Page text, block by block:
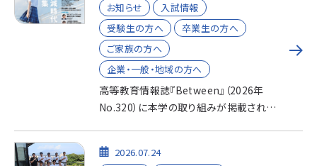
お知らせ
入試情報
受験生の方へ
卒業生の方へ
ご家族の方へ
企業・一般・地域の方へ
高等教育情報誌『Between』（2026年
No.320）に本学の取り組みが掲載されま
2026.07.24